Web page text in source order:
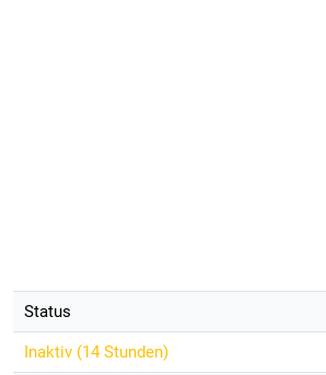
Status
Inaktiv (14 Stunden)